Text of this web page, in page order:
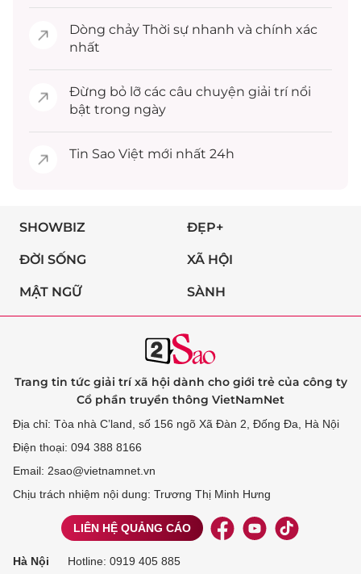
Dòng chảy Thời sự nhanh và chính xác
nhất
Đừng bỏ lỡ các câu chuyện giải trínổi
bật trong ngày
Tin Sao Việt mới nhất 24h
SHOWBIZ ĐẸP+
ĐỜI SỐNG XÃ HỘI
MẬT NGỮ SÀNH
Trang tin tức giải trí xã hội dành cho giới trẻ của công ty
Cổ phần truyền thông VietNamNet
Địa chỉ: Tòa nhà C’land, số 156 ngõ Xã Đàn 2, Đống Đa, Hà Nội
Điện thoại: 094 388 8166
Email: 2sao@vietnamnet.vn
Chịu trách nhiệm nội dung: Trương Thị Minh Hưng
LIÊN HỆ QUẢNG CÁO
Hà Nội Hotline: 0919 405 885